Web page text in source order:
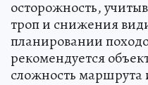
осторожность,
троп и снижения
планировании
рекомендуется
сложность маршрута